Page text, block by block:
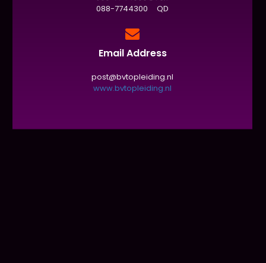
088-7744300 QD
Email Address
post@bvtopleiding.nl
www.bvtopleiding.nl